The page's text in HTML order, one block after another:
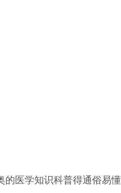
的医学知识科普得通俗易懂